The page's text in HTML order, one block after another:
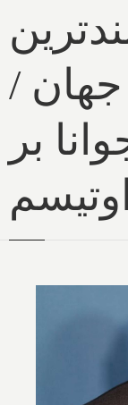
جهان /
بر
اوتیسم